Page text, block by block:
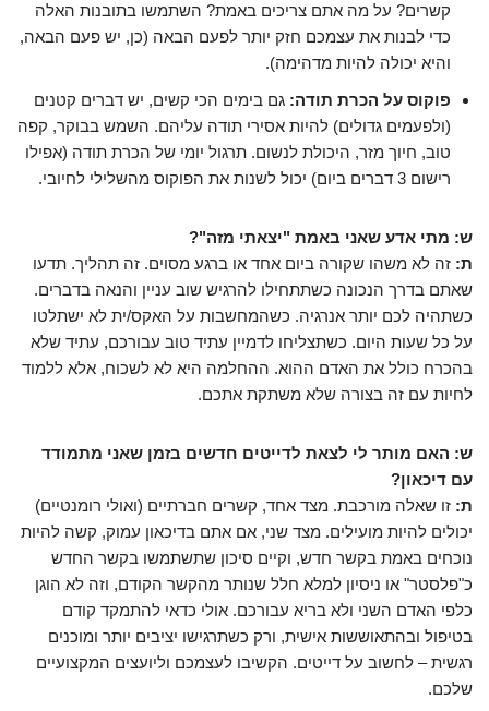
קשרים? על מה אתם צריכים באמת? השתמשו בתובנות האלה
כדי לבנות את עצמכם חזק יותר לפעם הבאה (כן, יש פעם הבאה,
והיא יכולה להיות מדהימה).
פוקוס על הכרת תודה: גם בימים הכי קשים, יש דברים קטנים
(ולפעמים גדולים) להיות אסירי תודה עליהם. השמש בבוקר, קפה
טוב, חיוך מזר, היכולת לנשום. תרגול יומי של הכרת תודה (אפילו
רישום 3 דברים ביום) יכול לשנות את הפוקוס מהשלילי לחיובי.
ש: מתי אדע שאני באמת "יצאתי מזה"?
ת: זה לא משהו שקורה ביום אחד או ברגע מסוים. זה תהליך. תדעו
שאתם בדרך הנכונה כשתתחילו להרגיש שוב עניין והנאה בדברים.
כשתהיה לכם יותר אנרגיה. כשהמחשבות על האקס/ית לא ישתלטו
על כל שעות היום. כשתצליחו לדמיין עתיד טוב עבורכם, עתיד שלא
בהכרח כולל את האדם ההוא. ההחלמה היא לא לשכוח, אלא ללמוד
לחיות עם זה בצורה שלא משתקת אתכם.
ש: האם מותר לי לצאת לדייטים חדשים בזמן שאני מתמודד
עם דיכאון?
ת: זו שאלה מורכבת. מצד אחד, קשרים חברתיים (ואולי רומנטיים)
יכולים להיות מועילים. מצד שני, אם אתם בדיכאון עמוק, קשה להיות
נוכחים באמת בקשר חדש, וקיים סיכון שתשתמשו בקשר החדש
כ"פלסטר" או ניסיון למלא חלל שנותר מהקשר הקודם, וזה לא הוגן
כלפי האדם השני ולא בריא עבורכם. אולי כדאי להתמקד קודם
בטיפול ובהתאוששות אישית, ורק כשתרגישו יציבים יותר ומוכנים
רגשית – לחשוב על דייטים. הקשיבו לעצמכם וליועצים המקצועיים
שלכם.